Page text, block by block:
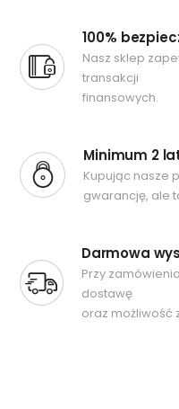
100%
Nasz sklep
transakcji
finansowych.
Minimum 2
Kupując nasze
gwarancję, ale
Darmowa
Przy
dostawę
oraz możliwość